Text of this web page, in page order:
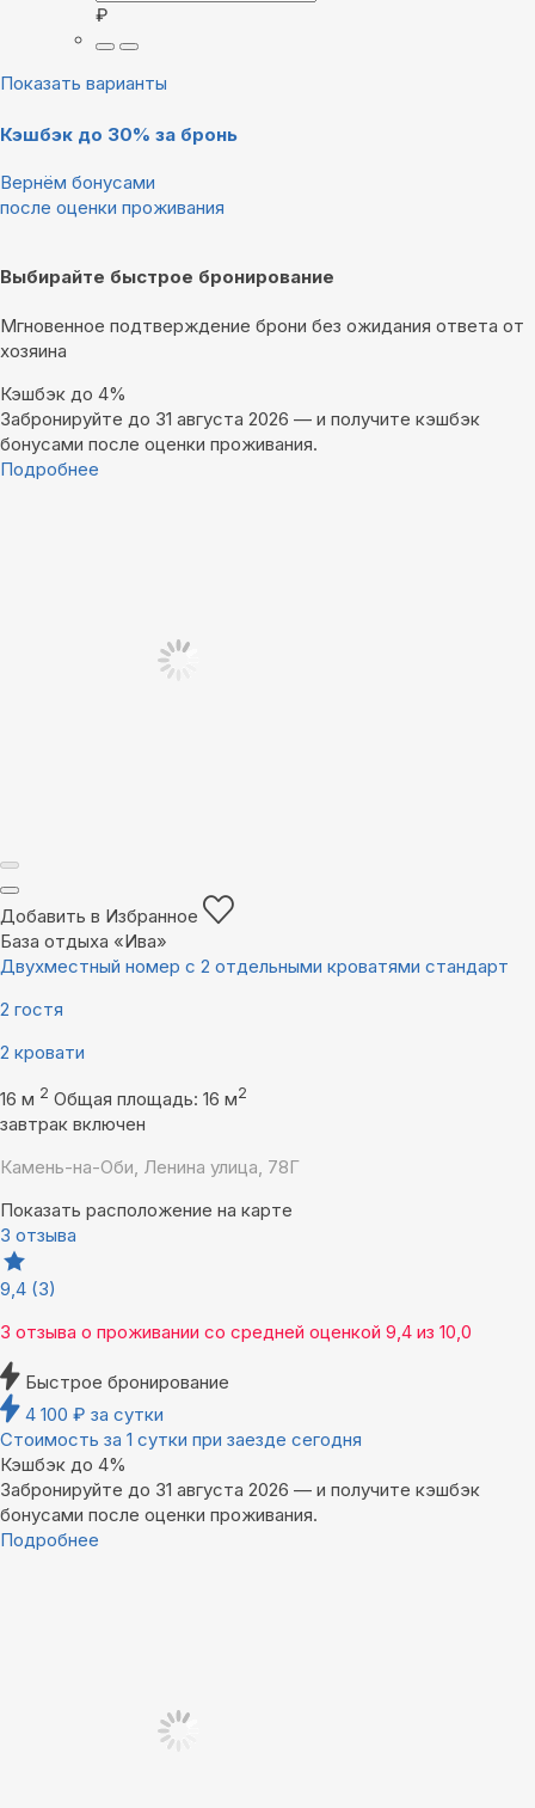
₽
Показать варианты
Кэшбэк до 30% за бронь
Вернём бонусами
после оценки проживания
Выбирайте быстрое бронирование
Мгновенное подтверждение брони без ожидания ответа от
хозяина
Кэшбэк до 4%
Забронируйте до 31 августа 2026 — и получите кэшбэк
бонусами после оценки проживания.
Подробнее
Добавить в Избранное
База отдыха «Ива»
Двухместный номер с 2 отдельными кроватями стандарт
2 гостя
2 кровати
16 м 2 Общая площадь: 16 м2
завтрак включен
Камень-на-Оби, Ленина улица, 78Г
Показать расположение на карте
3 отзыва
9,4 (3)
3 отзыва о проживании со средней оценкой 9,4 из 10,0
Быстрое бронирование
4 100 ₽ за сутки
Стоимость за 1 сутки при заезде сегодня
Кэшбэк до 4%
Забронируйте до 31 августа 2026 — и получите кэшбэк
бонусами после оценки проживания.
Подробнее